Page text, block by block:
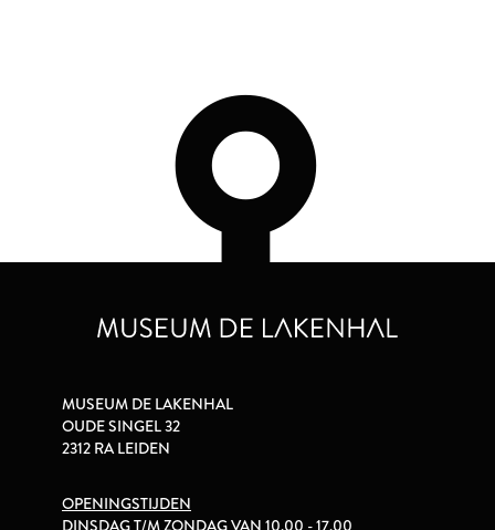
MUSEUM DE LAKENHAL
OUDE SINGEL 32
2312 RA LEIDEN
OPENINGSTIJDEN